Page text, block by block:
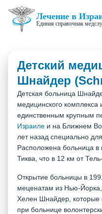
Лечение в
Единая справочная
Детский
Шнайдер
Детская больница
медицинского
единственным крупным
Израиле и на Ближнем
лет назад специально
Расположена больница в
Тиква, что в 12 км от
Открытие больницы в
меценатам из Нью-
Хелен Шнайдер, которые
при больнице